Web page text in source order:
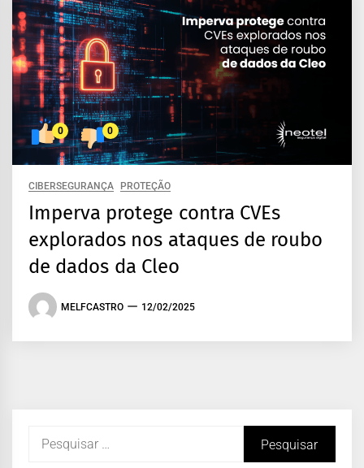
0 0
CIBERSEGURANÇA PROTEÇÃO
Imperva protege contra CVEs
explorados nos ataques de roubo
de dados da Cleo
MELFCASTRO 12/02/2025